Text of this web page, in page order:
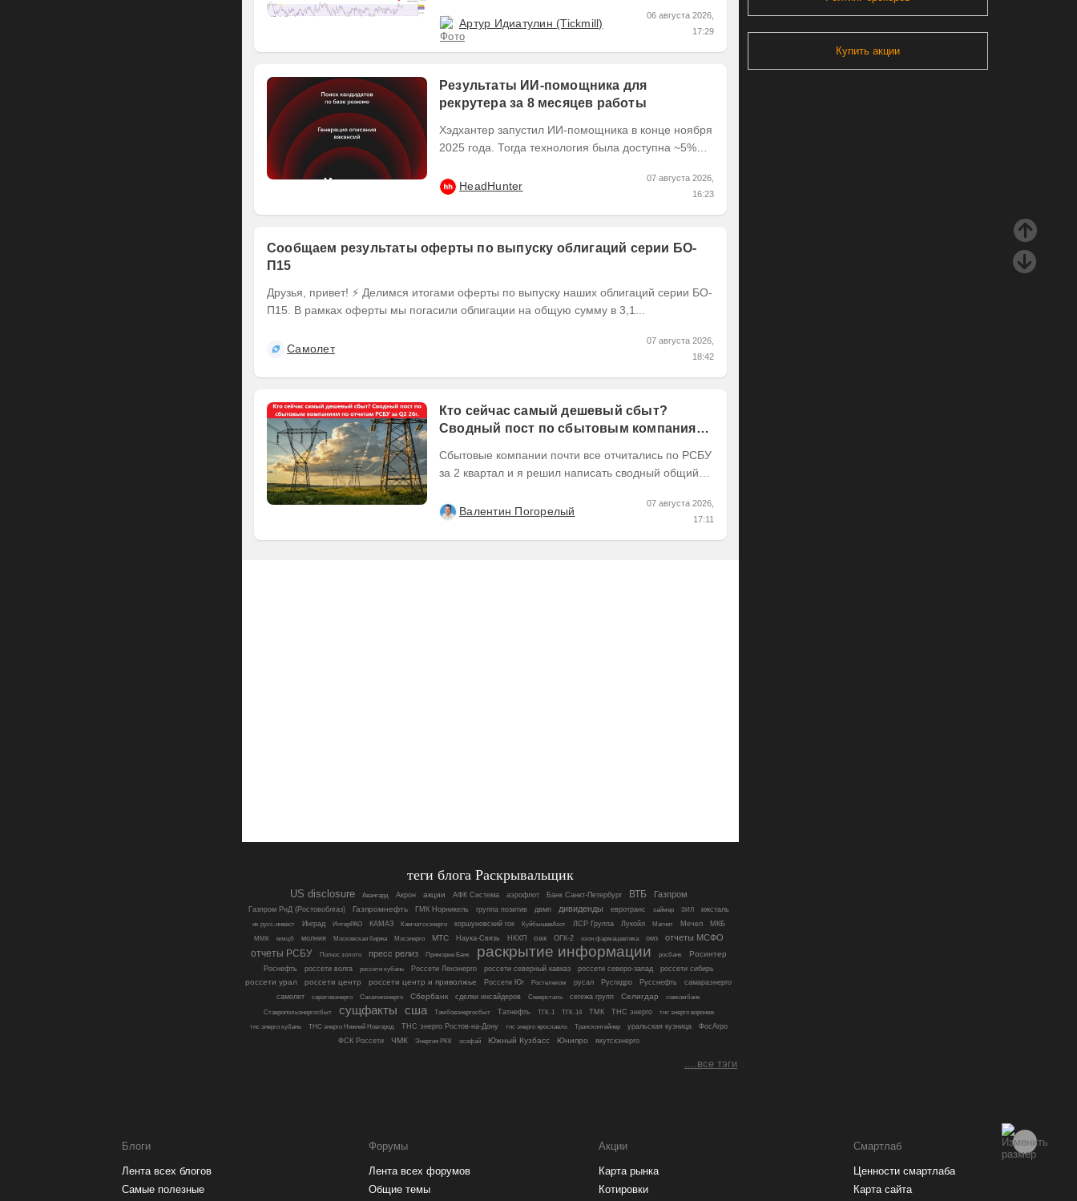
Артур Идиатулин (Tickmill)
06 августа 2026,
17:29
Результаты ИИ-помощника для
рекрутера за 8 месяцев работы
Хэдхантер запустил ИИ-помощника в конце ноября
2025 года. Тогда технология была доступна ~5%
2026...HeadHunter
07 августа 2026,
16:23
Сообщаем результаты оферты по выпуску облигаций серии БО-
П15
Друзья, привет! ⚡️ Делимся итогами оферты по выпуску наших облигаций серии БО-
П15. В рамках оферты мы погасили облигации на общую сумму в 3,1...
Самолет
07 августа 2026,
18:42
Кто сейчас самый дешевый сбыт?
Сводный пост по сбытовым компаниям
Сбытовые компании почти все отчитались по РСБУ
за 2 квартал и я решил написать сводный общий
Валентин Погорелый
07 августа 2026,
17:11
Купить акции
теги блога Раскрывальщик
US disclosure Авангард Акрон акции АФК Система аэрофлот Банк Санкт-Петербург ВТБ Газпром
Газпром РнД (Ростовоблгаз) Газпромнефть ГМК Норникель группа позитив двмп дивиденды евротранс займер ЗИЛ
ижсталь
ик русс-инвест
Инград ИнтерРАО КАМАЗ Камчатскэнерго коршуновский гок КуйбышевАзот ЛСР Группа Лукойл Магнит Мечел МКБ
ММК ммцб молния Московская биржа Мосэнерго МТС Наука-Связь НКХП оак ОГК-2 озон фармацевтика омз отчеты МСФО
отчеты РСБУ Полюс золото пресс релиз Приморье Банк раскрытие информации росбанк Росинтер
Роснефть россети волга россети кубань Россети Ленэнерго россети северный кавказ россети северо-запад россети сибирь
россети урал россети центр россети центр и приволжье Россети Юг Ростелеком русал Русгидро Русснефть
самараэнерго
самолет
саратовэнерго Сахалинэнерго Сбербанк сделки инсайдеров Северсталь сегежа групп Селигдар совкомбанк
Ставропольэнергосбыт сущфакты сша Тамбовэнергосбыт Татнефть ТГК-1 ТГК-14 ТМК ТНС энерго
тнс энерго воронеж
тнс энерго кубань
ТНС энерго Нижний Новгород ТНС энерго Ростов-на-Дону тнс энерго ярославль Трансконтейнер уральская кузница
ФосАгро
ФСК Россети
ЧМК Энергия РКК эсэфай Южный Кузбасс Юнипро якутскэнерго
....все тэги
Блоги
Лента всех блогов
Самые полезные
Форумы
Лента всех форумов
Общие темы
Акции
Карта рынка
Котировки
Смартлаб
Ценности смартлаба
Карта сайта